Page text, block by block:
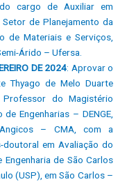
cargo de Auxiliar em
de Planejamento da
de Materiais e Serviços,
Árido – Ufersa.
DE 2024: Aprovar o
Thyago de Melo Duarte
do Magistério
Engenharias – DENGE,
– CMA, com a
em Avaliação do
de São Carlos
(USP), em São Carlos –